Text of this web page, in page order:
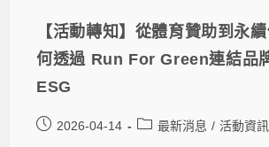
【活動轉知】從體育贊助到永
何透過 Run For Green連結品
ESG
2026-04-14 最新消息 / 活動資訊